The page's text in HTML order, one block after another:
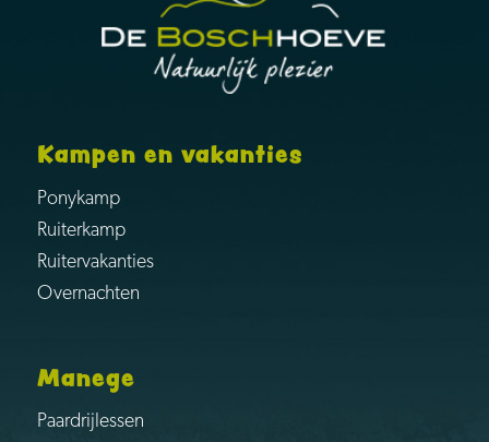
Kampen en vakanties
Ponykamp
Ruiterkamp
Ruitervakanties
Overnachten
Manege
Paardrijlessen